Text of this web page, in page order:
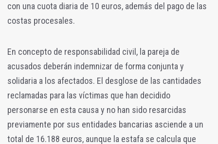
con una cuota diaria de 10 euros, además del pago de las
costas procesales.
En concepto de responsabilidad civil, la pareja de
acusados deberán indemnizar de forma conjunta y
solidaria a los afectados. El desglose de las cantidades
reclamadas para las víctimas que han decidido
personarse en esta causa y no han sido resarcidas
previamente por sus entidades bancarias asciende a un
total de 16.188 euros, aunque la estafa se calcula que